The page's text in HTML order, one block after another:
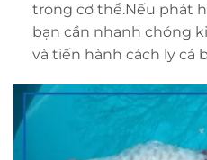
trong cơ thể.Nếu phát
bạn cần nhanh chóng
và tiến hành cách ly cá